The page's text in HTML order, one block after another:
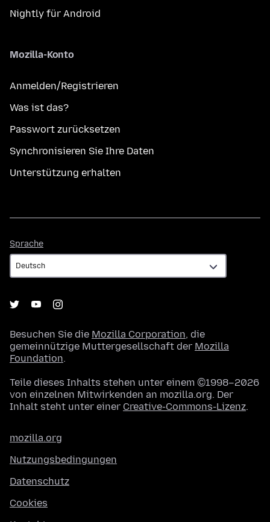
Nightly für Android
Mozilla-Konto
Anmelden/Registrieren
Was ist das?
Passwort zurücksetzen
Synchronisieren Sie Ihre Daten
Unterstützung erhalten
Sprache
Besuchen Sie die Mozilla Corporation, die
gemeinnützige Muttergesellschaft der Mozilla
Foundation.
Teile dieses Inhalts stehen unter einem ©1998–2026
von einzelnen Mitwirkenden an mozilla.org. Der
Inhalt steht unter einer Creative-Commons-Lizenz.
mozilla.org
Nutzungsbedingungen
Datenschutz
Cookies